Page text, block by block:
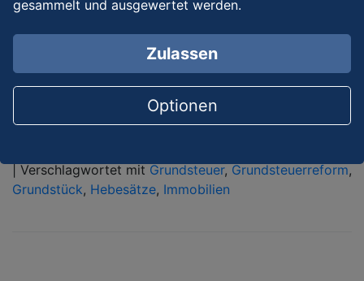
Haus- und Grundstückseigentümer sind seit dem 01
.Januar 2022 verpflichtet, diese
Feststellungserklärung des Grundsteuerwertes beim
Finanzamt einzureichen; ausschließlich elektronisch
über ELSTER . Es kann auch der zuständige
Steuerberater damit betraut werden.
|Verschlagwortet mitGrundsteuer,Grundsteuerreform,
Grundstück, Hebesätze, Immobilien
gesammelt und ausgewertet werden.
Zulassen
Optionen